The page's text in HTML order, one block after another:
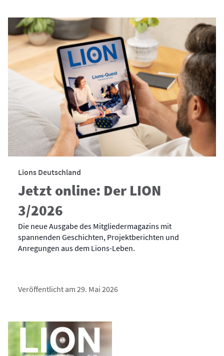
Lions Deutschland
Jetzt online: Der LION
3/2026
Die neue Ausgabe des Mitgliedermagazins mit
spannenden Geschichten, Projektberichten und
Anregungen aus dem Lions-Leben.
Veröffentlicht am 29. Mai 2026